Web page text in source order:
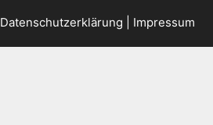
Datenschutzerklärung Impressum